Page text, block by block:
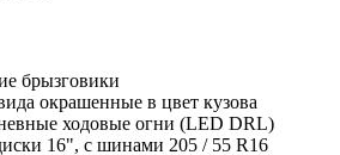
брызговики
окрашенные в цвет кузова
ходовые огни (LED DRL)
16", с шинами 205 / 55 R16